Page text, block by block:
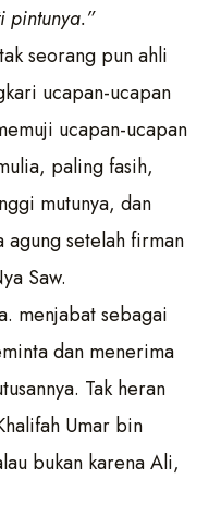
pintunya.”
seorang pun ahli
ucapan-ucapan
ucapan-ucapan
paling fasih,
mutunya, dan
agung setelah firman
Saw.
menjabat sebagai
dan menerima
Tak heran
Umar bin
bukan karena Ali,